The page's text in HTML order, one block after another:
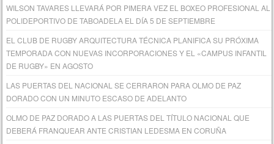
WILSON TAVARES LLEVARÁ POR PIMERA VEZ EL BOXEO PROFESIONAL AL
POLIDEPORTIVO DE TABOADELA EL DÍA 5 DE SEPTIEMBRE
EL CLUB DE RUGBY ARQUITECTURA TÉCNICA PLANIFICA SU PRÓXIMA
TEMPORADA CON NUEVAS INCORPORACIONES Y EL «CAMPUS INFANTIL
DE RUGBY» EN AGOSTO
LAS PUERTAS DEL NACIONAL SE CERRARON PARA OLMO DE PAZ
DORADO CON UN MINUTO ESCASO DE ADELANTO
OLMO DE PAZ DORADO A LAS PUERTAS DEL TÍTULO NACIONAL QUE
DEBERÁ FRANQUEAR ANTE CRISTIAN LEDESMA EN CORUÑA